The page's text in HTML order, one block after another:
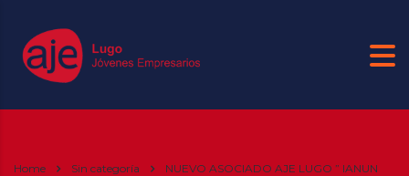
Home Sin categoría
NUEVO ASOCIADO AJE LUGO ” IANUN